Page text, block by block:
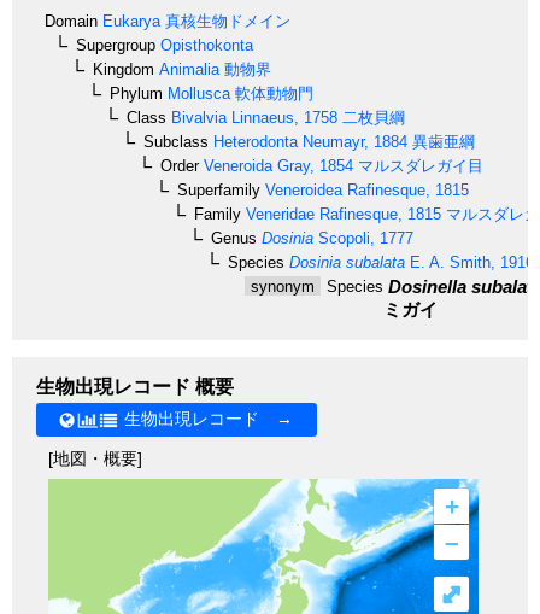
Domain Eukarya 真核生物ドメイン
Supergroup Opisthokonta
Kingdom Animalia 動物界
Phylum Mollusca 軟体動物門
Class Bivalvia Linnaeus, 1758 二枚貝綱
Subclass Heterodonta Neumayr, 1884 異歯亜綱
OrderVeneroida Gray, 1854 マルスダレガイ目
Superfamily Veneroidea Rafinesque, 1815
Family Veneridae Rafinesque, 1815 マルスダレ
Genus Dosinia Scopoli, 1777
Species Dosinia subalata E. A. Smith, 1916
synonym
Species Dosinella
ミガイ
生物出現レコード 概要
生物出現レコード →
[地図・概要]
+
–
⤢